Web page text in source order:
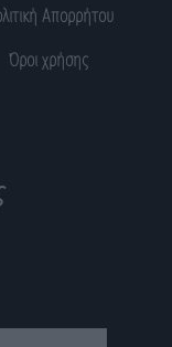
Απορρήτου
Όροι χρήσης